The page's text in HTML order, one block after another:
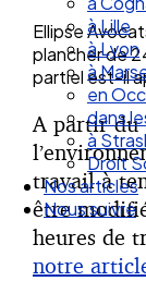
à Lyon
à
en
dans
à
Droit
Nos articles
Nous suivre
Ellipse
plancher de
partiel est-il
A partir du
travail à
être
heures de
notre